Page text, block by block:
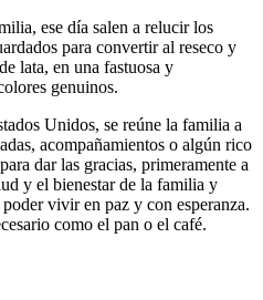
ese día salen a relucir los
para convertir al reseco y
lata, en una fastuosa y
genuinos.
Unidos, se reúne la familia a
acompañamientos o algún rico
dar las gracias, primeramente a
y el bienestar de la familia y
vivir en paz y con esperanza.
como el pan o el café.